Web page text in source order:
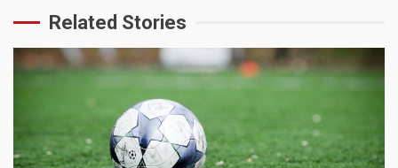
Related Stories